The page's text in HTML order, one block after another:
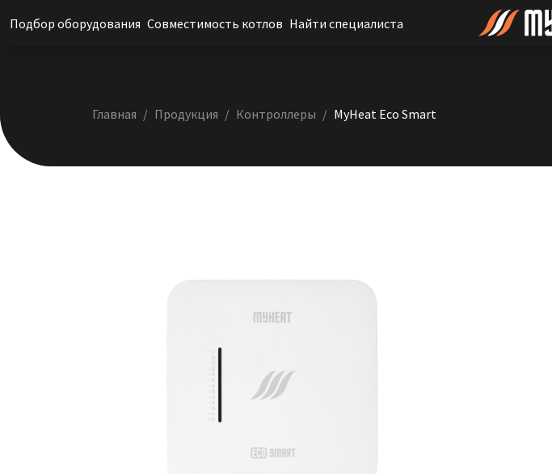
Подбор оборудования Совместимость котлов Найти специалиста
Главная Продукция Контроллеры MyHeat Eco Smart